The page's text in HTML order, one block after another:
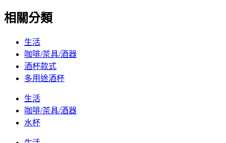
相關分類
生活
咖啡/茶具/酒器
酒杯款式
多用途酒杯
生活
咖啡/茶具/酒器
水杯